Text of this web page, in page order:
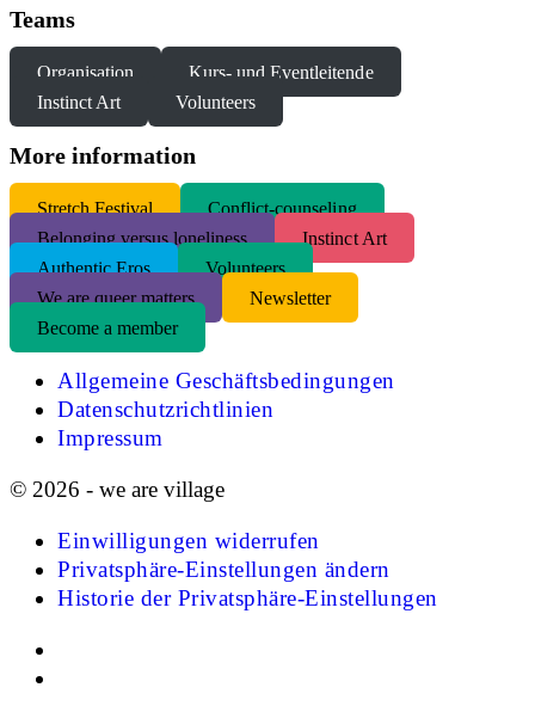
Teams
Organisation
Kurs- und Eventleitende
Instinct Art
Volunteers
More information
Stretch Festival
Conflict-counseling
Belonging versus loneliness
Instinct Art
Authentic Eros
Volunteers
We are queer matters
Newsletter
Become a member
Allgemeine Geschäftsbedingungen
Datenschutzrichtlinien
Impressum
© 2026 - we are village
Einwilligungen widerrufen
Privatsphäre-Einstellungen ändern
Historie der Privatsphäre-Einstellungen